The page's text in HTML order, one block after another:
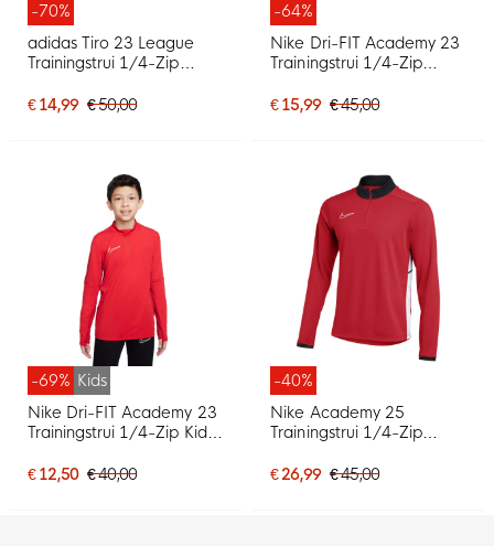
-70%
adidas Tiro 23 League
Trainingstrui 1/4-Zip
€ 14,99 € 50,00
-64%
Nike Dri-FIT Academy 23
Trainingstrui 1/4-Zip
€ 15,99 € 45,00
-69% Kids
Nike Dri-FIT Academy 23
Trainingstrui 1/4-Zip Kids
€ 12,50 € 40,00
-40%
Nike Academy 25
Trainingstrui 1/4-Zip
€ 26,99 € 45,00